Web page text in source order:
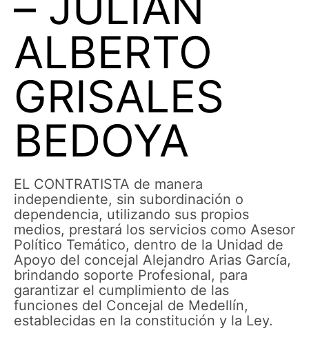
ALBERTO
GRISALES
BEDOYA
EL CONTRATISTA de manera
independiente, sin subordinación o
dependencia, utilizando sus propios
medios, prestará los servicios como Asesor
Político Temático, dentro de la Unidad de
Apoyo del concejal Alejandro Arias García,
brindando soporte Profesional, para
garantizar el cumplimiento de las
funciones del Concejal de Medellín,
establecidas en la constitución y la Ley.